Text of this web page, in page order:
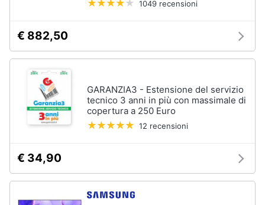
Termoventilatore
Termoconvettore
Condizionatori
Caminetto
professionali
1049 recensioni
€ 882,50
GARANZIA3 - Estensione del servizio
tecnico 3 anni in più con massimale di
copertura a 250 Euro
12 recensioni
€ 34,90